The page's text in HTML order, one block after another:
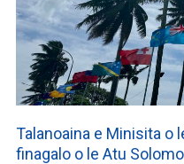
Talanoaina e Minisita o
finagalo o le Atu